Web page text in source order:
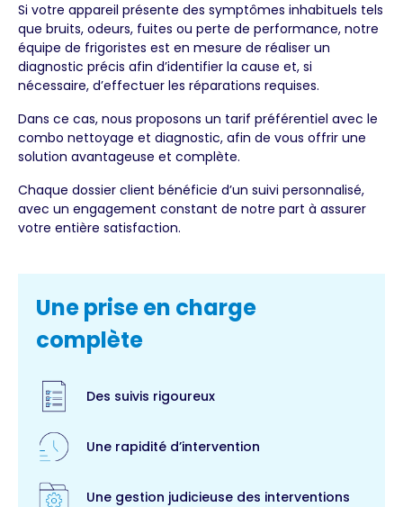
Si votre appareil présente des symptômes inhabituels tels
que bruits, odeurs, fuites ou perte de performance, notre
équipe de frigoristes est en mesure de réaliser un
diagnostic précis afin d’identifier la cause et, si
nécessaire, d’effectuer les réparations requises.
Dans ce cas, nous proposons un tarif préférentiel avec le
combo nettoyage et diagnostic, afin de vous offrir une
solution avantageuse et complète.
Chaque dossier client bénéficie d’un suivi personnalisé,
avec un engagement constant de notre part à assurer
votre entière satisfaction.
Une prise en charge
complète
Des suivis rigoureux
Une rapidité d’intervention
Une gestion judicieuse des interventions